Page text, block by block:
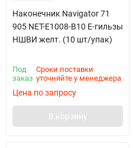
Наконечник Navigator 71
905 NET-E1008-B10 Е-гильзы
НШВИ желт. (10 шт/упак)
Под
заказ
Сроки поставки
уточняйте у менеджера
Цена по запросу
В корзину